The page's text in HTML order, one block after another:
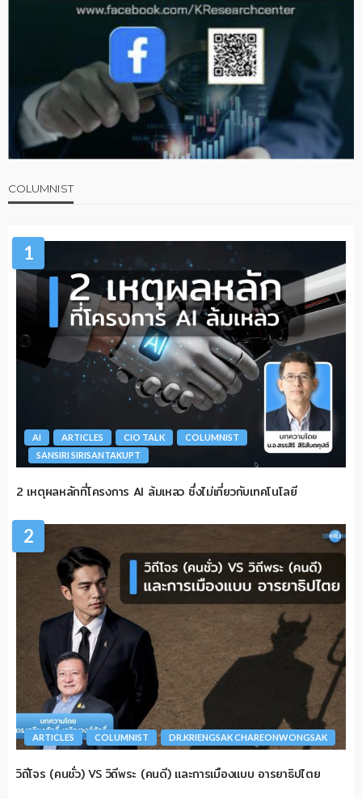
COLUMNIST
1
AI ARTICLES CIO TALK
COLUMNIST
SANSIRI SIRISANTAKUPT
2 เหตุผลหลักที่โครงการ AI ล้มเหลว ซึ่งไม่เกี่ยวกับเทคโนโลยี
2
ARTICLES COLUMNIST DR.KRIENGSAK CHAREONWONGSAK
วิถีโจร (คนชั่ว) VS วิถีพระ (คนดี) และการเมืองแบบ อารยาธิปไตย